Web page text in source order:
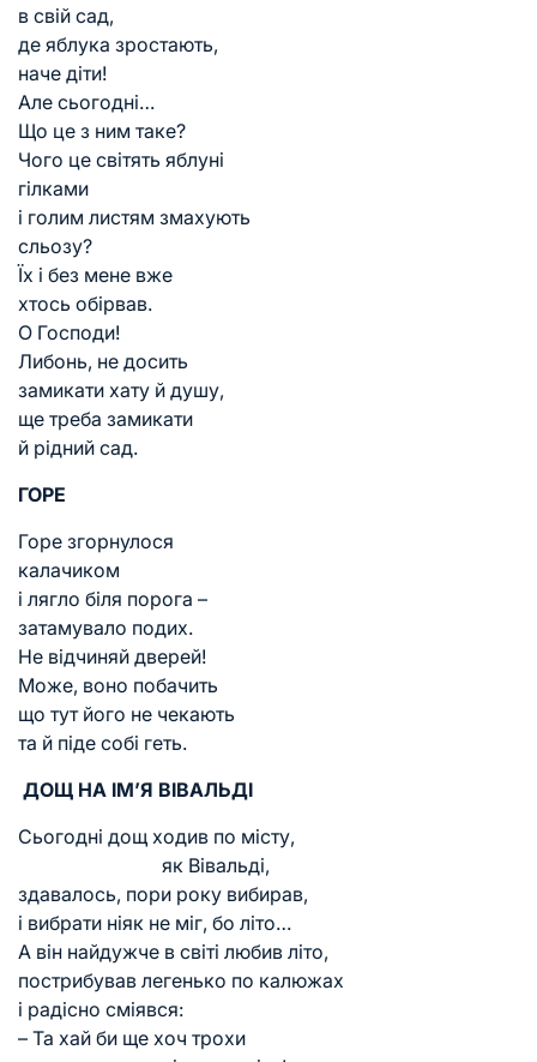
в свій сад,
де яблука зростають,
наче діти!
Але сьогодні…
Що це з ним таке?
Чого це світять яблуні
гілками
і голим листям змахують
сльозу?
Їх і без мене вже
хтось обірвав.
О Господи!
Либонь, не досить
замикати хату й душу,
ще треба замикати
й рідний сад.
ГОРЕ
Горе згорнулося
калачиком
і лягло біля порога –
затамувало подих.
Не відчиняй дверей!
Може, воно побачить
що тут його не чекають
та й піде собі геть.
ДОЩ НА ІМ’Я ВІВАЛЬДІ
Сьогодні дощ ходив по місту,
як Вівальді,
здавалось, пори року вибирав,
і вибрати ніяк не міг, бо літо…
А він найдужче в світі любив літо,
пострибував легенько по калюжах
і радісно сміявся:
– Та хай би ще хоч трохи